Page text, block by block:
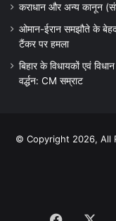
कराधान और अन्य कानून
ओमान-ईरान समझौते के
टैंकर पर हमला
बिहार के विधायकों एवं
वर्द्धन: CM सम्राट
© Copyright 2026, All